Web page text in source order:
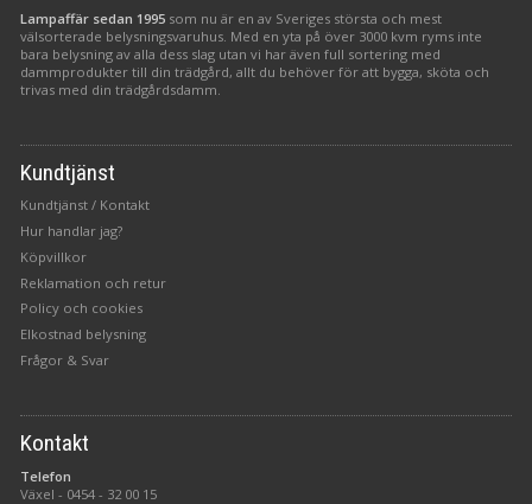
Lampaffär sedan 1995 som nu är en av Sveriges största och mest
välsorterade belysningsvaruhus. Med en yta på över 3000 kvm ryms inte
bara belysning av alla dess slag utan vi har även full sortering med
dammprodukter till din trädgård, allt du behöver för att bygga, sköta och
trivas med din trädgårdsdamm.
Kundtjänst
Kundtjänst / Kontakt
Hur handlar jag?
Köpvillkor
Reklamation och retur
Policy och cookies
Elkostnad belysning
Frågor & Svar
Kontakt
Telefon
Växel - 0454 - 32 00 15